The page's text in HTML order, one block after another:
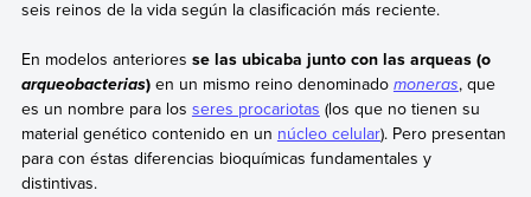
seis reinos de la vida según la clasificación más reciente.
En modelos anteriores se las ubicaba junto con las arqueas (o
arqueobacterias)en un mismo reino denominado moneras, que
es un nombre para los seres procariotas (los que no tienen su
material genético contenido en un núcleo celular). Pero presentan
para con éstas diferencias bioquímicas fundamentales y
distintivas.